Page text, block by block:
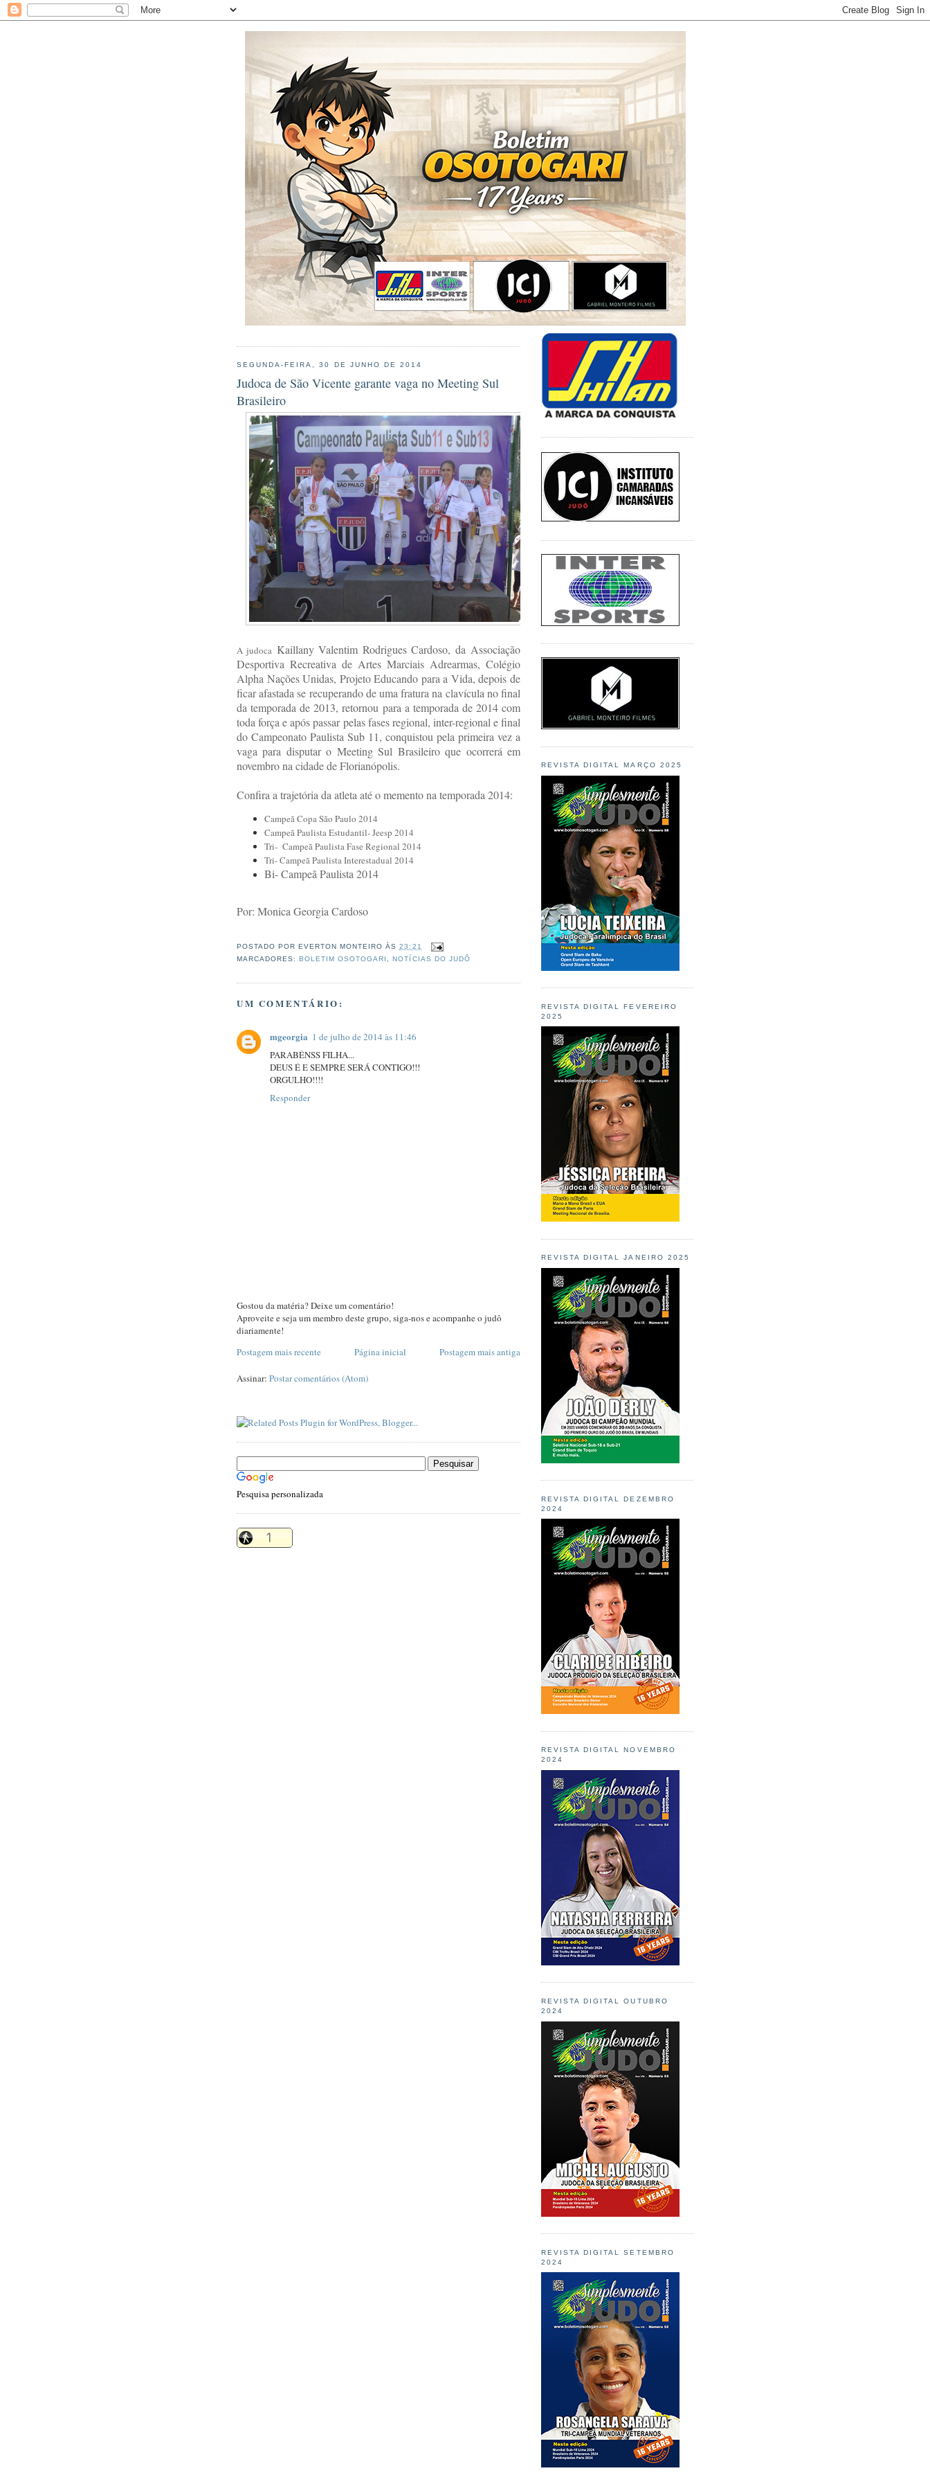
SEGUNDA-FEIRA, 30 DE JUNHO DE 2014
Judoca de São Vicente garante vaga no Meeting Sul
Brasileiro
A judoca Kaillany Valentim Rodrigues Cardoso, da Associação
Desportiva Recreativa de Artes Marciais Adrearmas, Colégio
Alpha Nações Unidas, Projeto Educando para a Vida, depois de
ficar afastada se recuperando de uma fratura na clavícula no final
da temporada de 2013, retornou para a temporada de 2014 com
toda força e após passar pelas fases regional, inter-regional e final
do Campeonato Paulista Sub 11, conquistou pela primeira vez a
vaga para disputar o Meeting Sul Brasileiro que ocorrerá em
novembro na cidade de Florianópolis.
Confira a trajetória da atleta até o memento na temporada 2014:
Campeã Copa São Paulo 2014
Campeã Paulista Estudantil- Jeesp 2014
Tri- Campeã Paulista Fase Regional 2014
Tri- Campeã Paulista Interestadual 2014
Bi- Campeã Paulista 2014
Por: Monica Georgia Cardoso
POSTADO POR EVERTON MONTEIRO ÀS23:21
MARCADORES:BOLETIM OSOTOGARI ,NOTÍCIAS DO JUDÔ
UM COMENTÁRIO:
mgeorgia 1 de julho de 2014 às 11:46
PARABÉNSS FILHA...
DEUS É E SEMPRE SERÁ CONTIGO!!!
ORGULHO!!!!
Responder
Gostou da matéria? Deixe um comentário!
Aproveite e seja um membro deste grupo, siga-nos e acompanhe o judô
diariamente!
Postagem mais recente
Postagem mais antiga
Página inicial
Assinar: Postar comentários (Atom)
Pesquisa personalizada
REVISTA DIGITAL MARÇO 2025
REVISTA DIGITAL FEVEREIRO
2025
REVISTA DIGITAL JANEIRO 2025
REVISTA DIGITAL DEZEMBRO
2024
REVISTA DIGITAL NOVEMBRO
2024
REVISTA DIGITAL OUTUBRO
2024
REVISTA DIGITAL SETEMBRO
2024